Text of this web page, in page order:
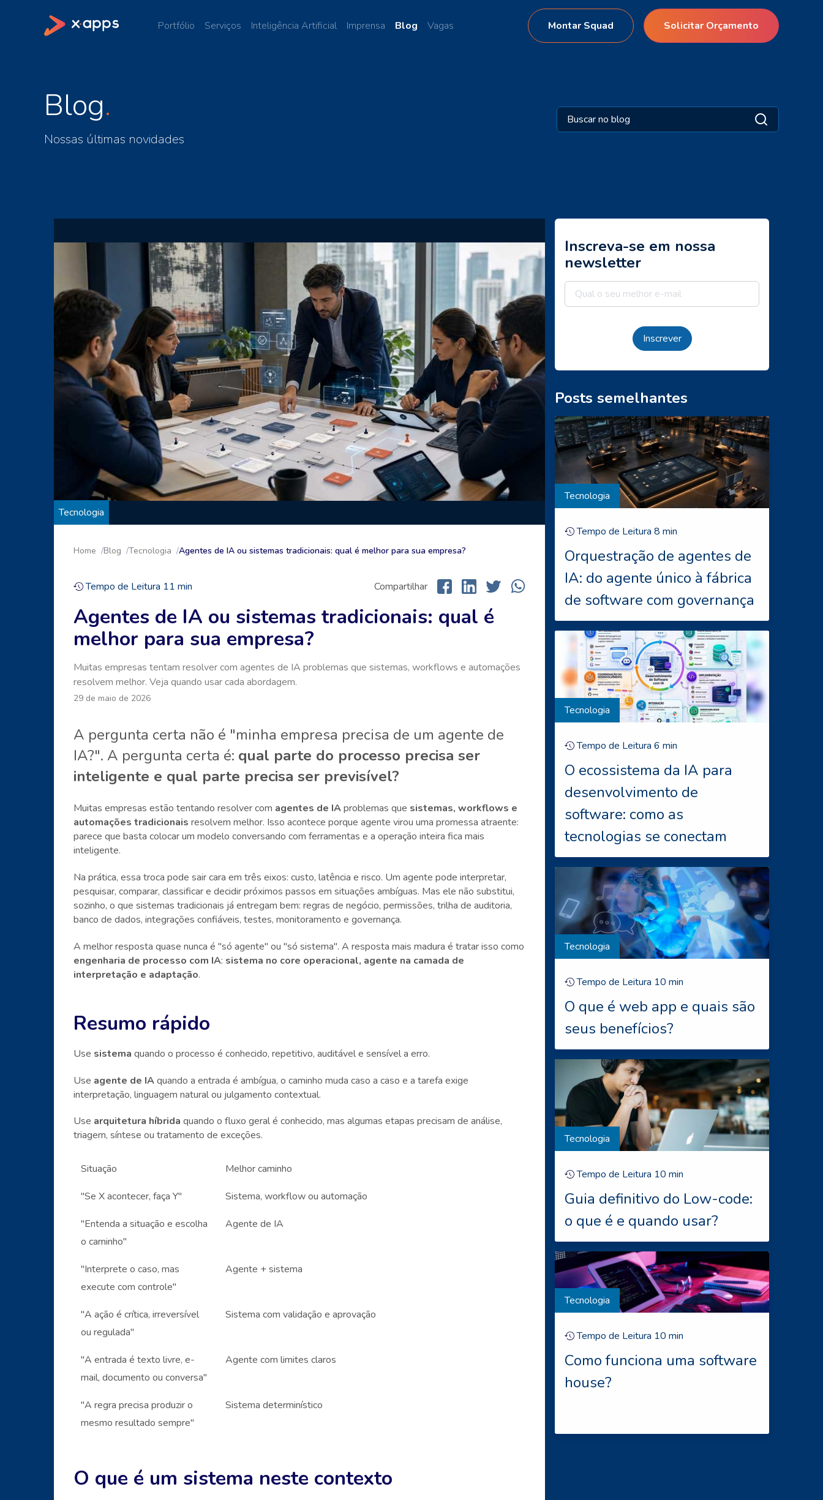
Portfólio Serviços Inteligência Artificial Imprensa Blog Vagas Montar Squad Solicitar Orçamento
Blog
Nossas últimas novidades
Tecnologia
Home Blog Tecnologia Agentes de IA ou sistemas tradicionais: qual é melhor para sua empresa?
Tempo de Leitura 11 min Compartilhar
Agentes de IA ou sistemas tradicionais: qual é
melhor para sua empresa?
Muitas empresas tentam resolver com agentes de IA problemas que sistemas, workflows e automações
resolvem melhor. Veja quando usar cada abordagem.
29 de maio de 2026
A pergunta certa não é "minha empresa precisa de um agente de
IA?". A pergunta certa é: qual parte do processo precisa ser
inteligente e qual parte precisa ser previsível?
Muitas empresas estão tentando resolver com agentes de IAproblemas que sistemas, workflows e
automações tradicionais resolvem melhor. Isso acontece porque agente virou uma promessa atraente:
parece que basta colocar um modelo conversando com ferramentas e a operação inteira fica mais
inteligente.
Na prática, essa troca pode sair cara em três eixos: custo, latência e risco. Um agente pode interpretar,
pesquisar, comparar, classificar e decidir próximos passos em situações ambíguas. Mas ele não substitui,
sozinho, o que sistemas tradicionais já entregam bem: regras de negócio, permissões, trilha de auditoria,
banco de dados, integrações confiáveis, testes, monitoramento e governança.
A melhor resposta quase nunca é "só agente" ou "só sistema". A resposta mais madura é tratar isso como
engenharia de processo com IA: sistema no core operacional, agente na camada de
interpretação e adaptação.
Resumo rápido
Use sistema quando o processo é conhecido, repetitivo, auditável e sensível a erro.
Use agente de IAquando a entrada é ambígua, o caminho muda caso a caso e a tarefa exige
interpretação, linguagem natural ou julgamento contextual.
Use arquitetura híbrida quando o fluxo geral é conhecido, mas algumas etapas precisam de análise,
triagem, síntese ou tratamento de exceções.
Situação Melhor caminho
"Se X acontecer, faça Y" Sistema, workflow ou automação
"Entenda a situação e escolha
o caminho"
Agente de IA
"Interprete o caso, mas
execute com controle"
Agente + sistema
"A ação é crítica, irreversível
ou regulada"
Sistema com validação e aprovação
"A entrada é texto livre, e-
mail, documento ou conversa"
Agente com limites claros
"A regra precisa produzir o
mesmo resultado sempre"
Sistema determinístico
O que é um sistema neste contexto
Inscreva-se em nossa
newsletter
Inscrever
Posts semelhantes
Tecnologia
Tempo de Leitura 8 min
Orquestração de agentes de
IA: do agente único à fábrica
de software com governança
Tecnologia
Tempo de Leitura 6 min
O ecossistema da IA para
desenvolvimento de
software: como as
tecnologias se conectam
Tecnologia
Tempo de Leitura 10 min
O que é web app e quais são
seus benefícios?
Tecnologia
Tempo de Leitura 10 min
Guia definitivo do Low-code:
o que é e quando usar?
Tecnologia
Tempo de Leitura 10 min
Como funciona uma software
house?